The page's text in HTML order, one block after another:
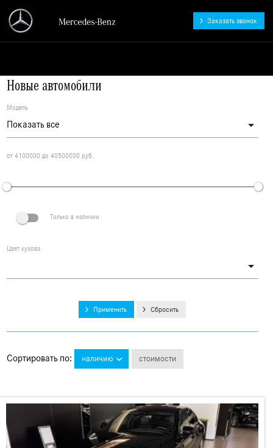
АВАНГАРД - официальный
Заказать звонок
Новые автомобили
Модель
от 4100000 до 40500000 руб.
Только в наличии
Цвет кузова
Применить Сбросить
Сортировать по: наличию стоимости